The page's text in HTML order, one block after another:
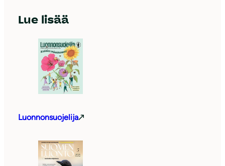
Lue lisää
Luonnonsuojelija